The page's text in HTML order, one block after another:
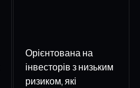
Орієнтована на
інвесторів з низьким
ризиком, які